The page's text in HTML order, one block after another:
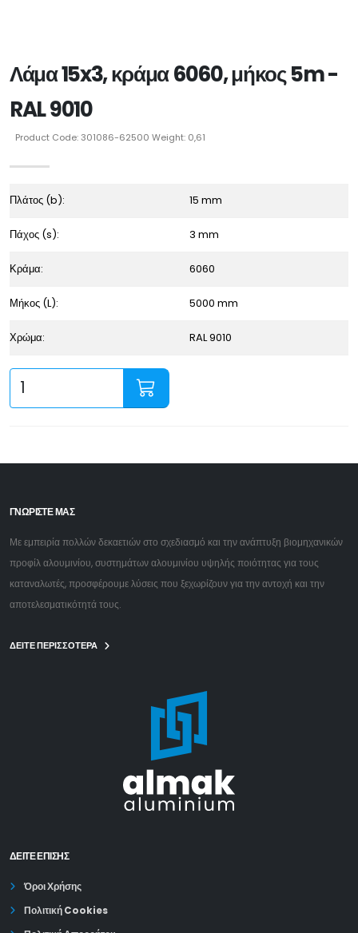
Λάμα 15x3, κράμα 6060, μήκος 5m -
RAL 9010
Product Code: 301086-62500 Weight: 0,61
Πλάτος (b): 15 mm
Πάχος (s): 3 mm
Κράμα: 6060
Μήκος (L): 5000 mm
Χρώμα: RAL 9010
ΓΝΩΡΙΣΤΕ ΜΑΣ
Με εμπειρία πολλών δεκαετιών στο σχεδιασμό και την ανάπτυξη βιομηχανικών
προφίλ αλουμινίου, συστημάτων αλουμινίου υψηλής ποιότητας για τους
καταναλωτές, προσφέρουμε λύσεις που ξεχωρίζουν για την αντοχή και την
αποτελεσματικότητά τους.
ΔΕΙΤΕ ΠΕΡΙΣΣΟΤΕΡΑ
ΔΕΊΤΕ ΕΠΙΣΗΣ
Όροι Χρήσης
Πολιτική Cookies